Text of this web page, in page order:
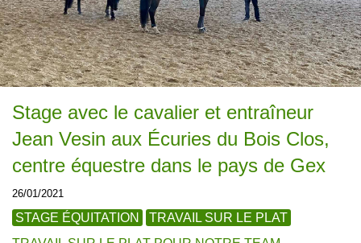
Stage avec le cavalier et entraîneur
Jean Vesin aux Écuries du Bois Clos,
centre équestre dans le pays de Gex
26/01/2021
STAGE ÉQUITATION
TRAVAIL SUR LE PLAT